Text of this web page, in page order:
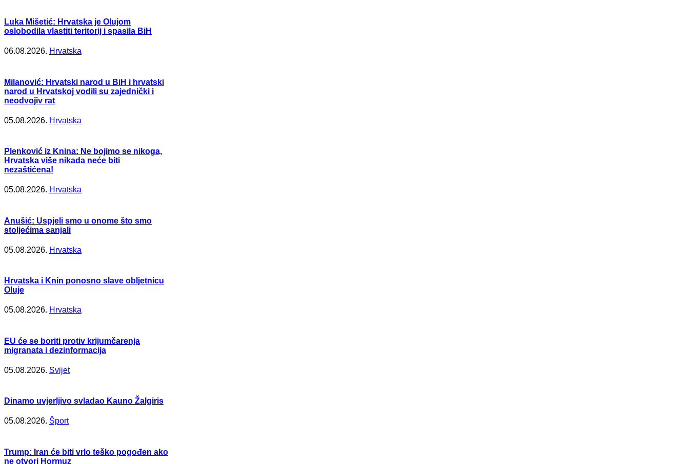
Luka Mišetić: Hrvatska je Olujom
oslobodila vlastiti teritorij i spasila BiH
06.08.2026. Hrvatska
Milanović: Hrvatski narod u BiH i hrvatski
narod u Hrvatskoj vodili su zajednički i
neodvojiv rat
05.08.2026. Hrvatska
Plenković iz Knina: Ne bojimo se nikoga,
Hrvatska više nikada neće biti
nezaštićena!
05.08.2026. Hrvatska
Anušić: Uspjeli smo u onome što smo
stoljećima sanjali
05.08.2026. Hrvatska
Hrvatska i Knin ponosno slave obljetnicu
Oluje
05.08.2026. Hrvatska
EU će se boriti protiv krijumčarenja
migranata i dezinformacija
05.08.2026. Svijet
Dinamo uvjerljivo svladao Kauno Žalgiris
05.08.2026. Šport
Trump: Iran će biti vrlo teško pogođen ako
ne otvori Hormuz